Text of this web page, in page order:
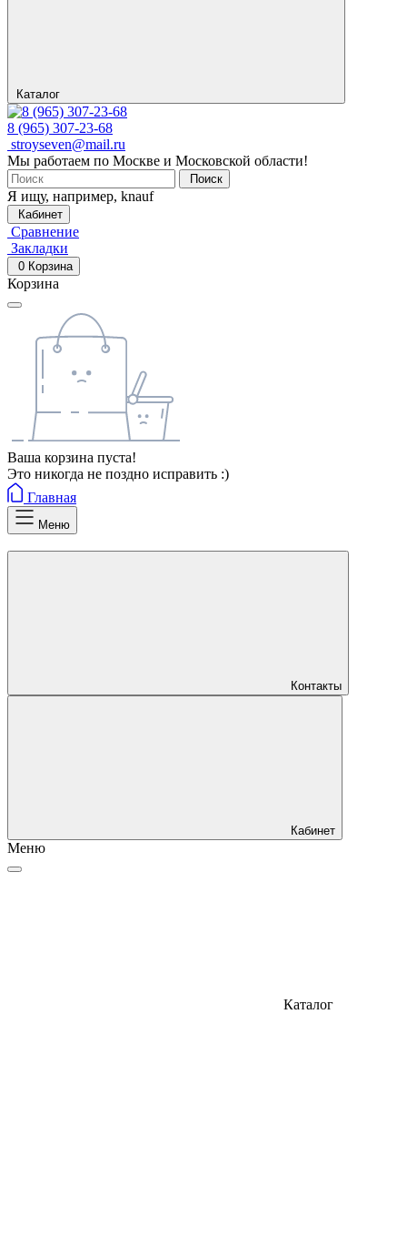
Каталог
8 (965) 307-23-68
stroyseven@mail.ru
Мы работаем по Москве и Московской области!
Поиск
Я ищу, например, knauf
Кабинет
Сравнение
Закладки
0 Корзина
Корзина
Ваша корзина пуста!
Это никогда не поздно исправить :)
Главная
Меню
Контакты
Кабинет
Меню
Каталог